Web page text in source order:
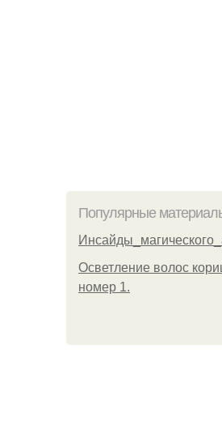
Популярные
Осветление волос
номер 1.